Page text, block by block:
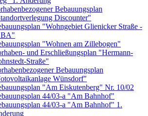
Bebauungsplan
Discounter"
"Wohngebiet Glienicker Straße -
BA"
"Wohnen am Zillebogen"
und Erschließungsplan "Hermann-
Straße"
Bebauungsplan
Wünsdorf"
"Am Eiskutenberg" Nr. 10/02
44/03-a "Am Bahnhof"
44/03-a "Am Bahnhof" 1.